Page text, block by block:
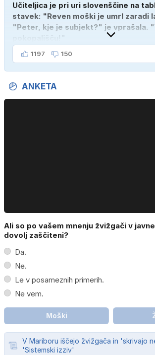
Učiteljica je pri uri slovenščine na
stavek: "Reven moški je umrl zaradi
"Peter, kje je subjekt?" je vprašala.
1197 150
ANKETA
Ali so po vašem mnenju žvižgači v
dovolj zaščiteni?
Da.
Ne.
Le v posameznih primerih.
Ne vem.
Moški
V Mariboru iščejo žvižgača in 'skrivajo
'Sistemski izziv'